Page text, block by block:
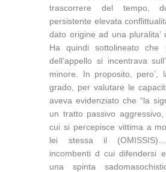
trascorrere del tempo,
persistente elevata
dato origine ad una pluralita’
Ha quindi sottolineato che
dell’appello si incentrava
minore. In proposito, pero’,
grado, per valutare le
aveva evidenziato che “la
un tratto passivo
cui si percepisce vittima a
lei stessa il
incombenti d cui difendersi
una spinta